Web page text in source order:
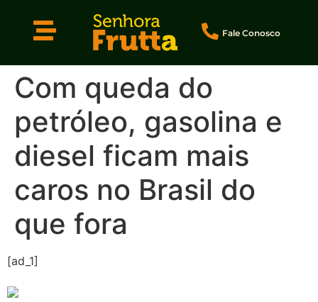
Fale Conosco
Com queda do
petróleo, gasolina e
diesel ficam mais
caros no Brasil do
que fora
[ad_1]